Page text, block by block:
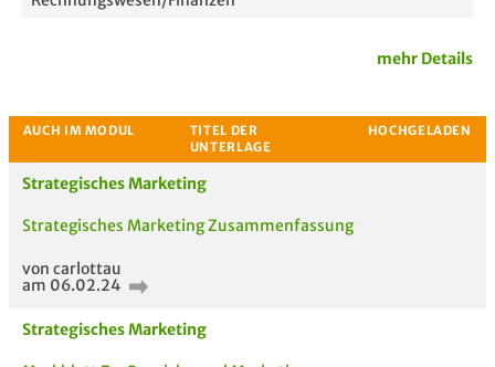
mehr Details
Strategisches Marketing
Strategisches Marketing Zusammenfassung
von carlottau
am 06.02.24
Strategisches Marketing